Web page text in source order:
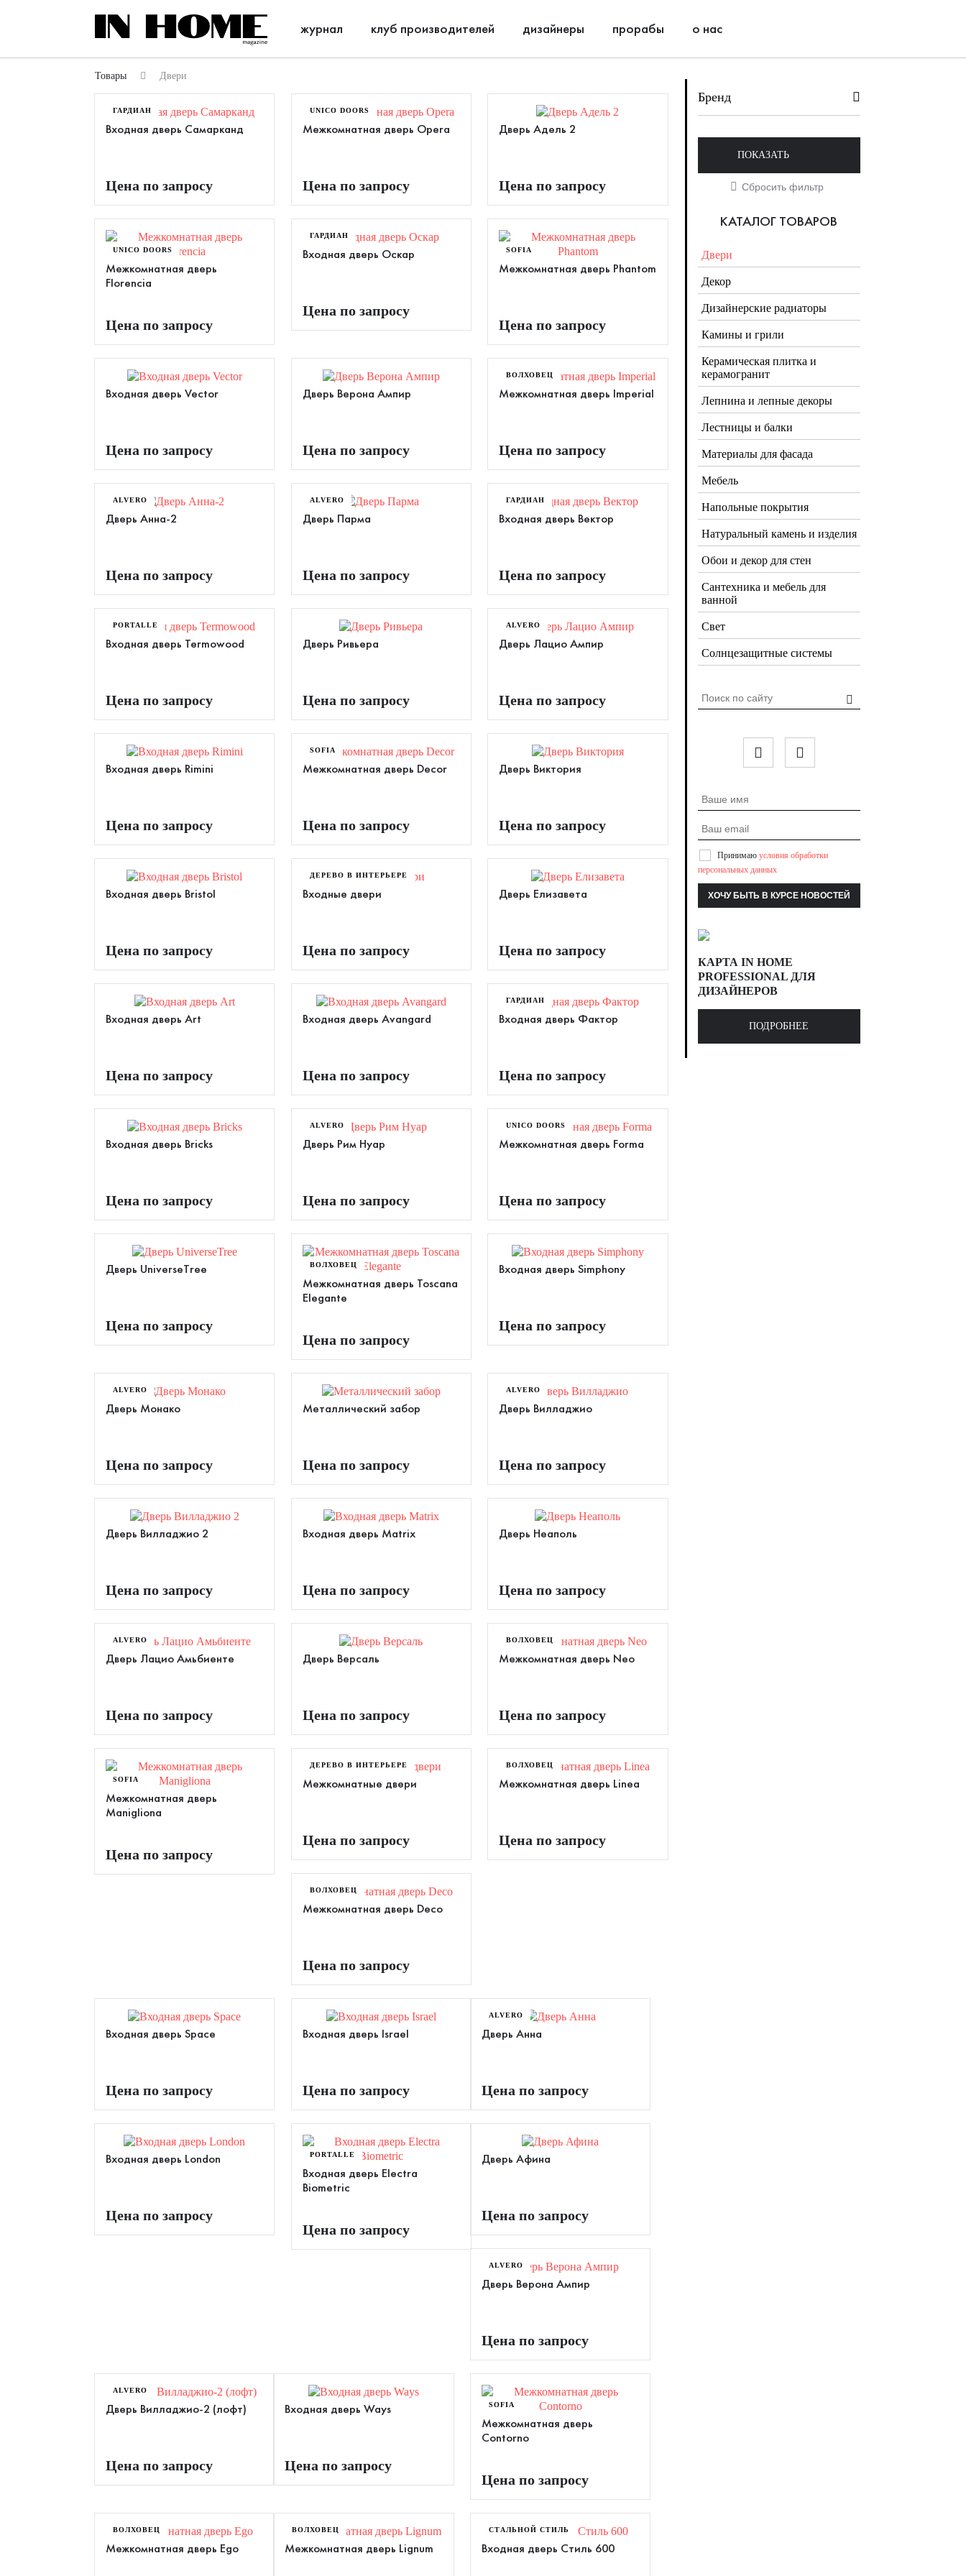
журнал клуб производителей дизайнеры прорабы о нас
Товары Двери
ГАРДИАН
Входная дверь Самарканд
Цена по запросу
UNICO DOORS
Межкомнатная дверь Opera
Цена по запросу
Дверь Адель 2
Цена по запросу
UNICO DOORS
Межкомнатная дверь
Florencia
Цена по запросу
ГАРДИАН
Входная дверь Оскар
Цена по запросу
SOFIA
Межкомнатная дверь Phantom
Цена по запросу
Входная дверь Vector
Цена по запросу
Дверь Верона Ампир
Цена по запросу
ВОЛХОВЕЦ
Межкомнатная дверь Imperial
Цена по запросу
ALVERO
Дверь Анна-2
Цена по запросу
ALVERO
Дверь Парма
Цена по запросу
ГАРДИАН
Входная дверь Вектор
Цена по запросу
PORTALLE
Входная дверь Termowood
Цена по запросу
Дверь Ривьера
Цена по запросу
ALVERO
Дверь Лацио Ампир
Цена по запросу
Входная дверь Rimini
Цена по запросу
SOFIA
Межкомнатная дверь Decor
Цена по запросу
Дверь Виктория
Цена по запросу
Входная дверь Bristol
Цена по запросу
ДЕРЕВО В ИНТЕРЬЕРЕ
Входные двери
Цена по запросу
Дверь Елизавета
Цена по запросу
Входная дверь Art
Цена по запросу
Входная дверь Avangard
Цена по запросу
ГАРДИАН
Входная дверь Фактор
Цена по запросу
Входная дверь Bricks
Цена по запросу
ALVERO
Дверь Рим Нуар
Цена по запросу
UNICO DOORS
Межкомнатная дверь Forma
Цена по запросу
Дверь UniverseTree
Цена по запросу
ВОЛХОВЕЦ
Межкомнатная дверь Toscana
Elegante
Цена по запросу
Входная дверь Simphony
Цена по запросу
ALVERO
Дверь Монако
Цена по запросу
Металлический забор
Цена по запросу
ALVERO
Дверь Вилладжио
Цена по запросу
Дверь Вилладжио 2
Цена по запросу
Входная дверь Matrix
Цена по запросу
Дверь Неаполь
Цена по запросу
ALVERO
Дверь Лацио Амьбиенте
Цена по запросу
Дверь Версаль
Цена по запросу
ВОЛХОВЕЦ
Межкомнатная дверь Neo
Цена по запросу
SOFIA
Межкомнатная дверь
Manigliona
Цена по запросу
ДЕРЕВО В ИНТЕРЬЕРЕ
Межкомнатные двери
Цена по запросу
ВОЛХОВЕЦ
Межкомнатная дверь Linea
Цена по запросу
ВОЛХОВЕЦ
Межкомнатная дверь Deco
Цена по запросу
Входная дверь Space
Цена по запросу
Входная дверь Israel
Цена по запросу
ALVERO
Дверь Анна
Цена по запросу
Входная дверь London
Цена по запросу
PORTALLE
Входная дверь Electra
Biometric
Цена по запросу
Дверь Афина
Цена по запросу
ALVERO
Дверь Верона Ампир
Цена по запросу
ALVERO
Дверь Вилладжио-2 (лофт)
Цена по запросу
Входная дверь Ways
Цена по запросу
SOFIA
Межкомнатная дверь
Contorno
Цена по запросу
ВОЛХОВЕЦ
Межкомнатная дверь Ego
ВОЛХОВЕЦ
Межкомнатная дверь Lignum
СТАЛЬНОЙ СТИЛЬ
Входная дверь Стиль 600
Бренд
ПОКАЗАТЬ
КАТАЛОГ ТОВАРОВ
Двери
Декор
Дизайнерские радиаторы
Камины и грили
Керамическая плитка и
керамогранит
Лепнина и лепные декоры
Лестницы и балки
Материалы для фасада
Мебель
Напольные покрытия
Натуральный камень и изделия
Обои и декор для стен
Сантехника и мебель для
ванной
Свет
Солнцезащитные системы
Принимаю условия обработки
персональных данных
КАРТА IN HOME
PROFESSIONAL ДЛЯ
ДИЗАЙНЕРОВ
ПОДРОБНЕЕ